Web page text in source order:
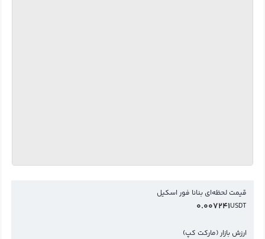
قیمت لحظه‌ای بنانا فور اسکیل
USDT
0.007241
ارزش بازار (مارکت کپ)